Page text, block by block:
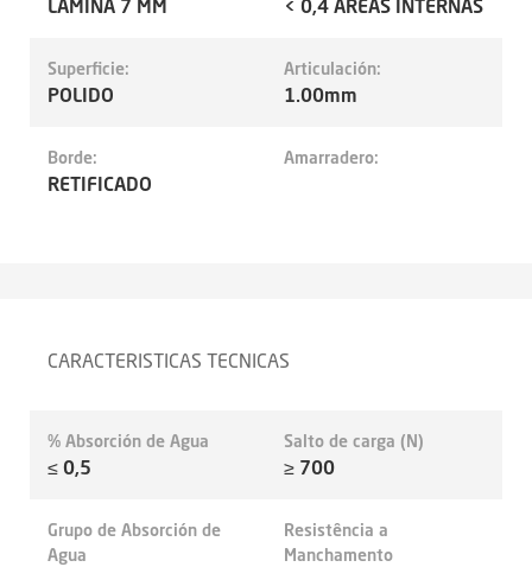
LÂMINA 7 MM < 0,4 ÁREAS INTERNAS
Superficie:
POLIDO
Articulación:
1.00mm
Borde:
RETIFICADO
Amarradero:
CARACTERISTICAS TECNICAS
% Absorción de Agua
≤ 0,5
Salto de carga (N)
≥ 700
Grupo de Absorción de
Agua
Resistência a
Manchamento